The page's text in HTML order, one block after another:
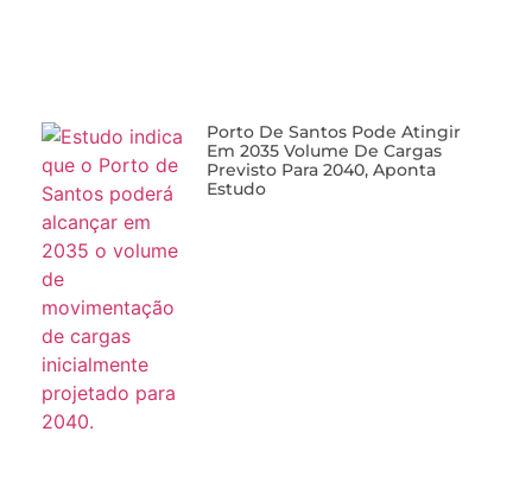
Porto De Santos Pode Atingir
Em 2035 Volume De Cargas
Previsto Para 2040, Aponta
Estudo